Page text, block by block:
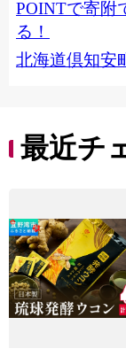
蓄 ペーパー 紙 北
倶知安町 日用品
POINTで寄附
る！
北海道倶知安
最近チ